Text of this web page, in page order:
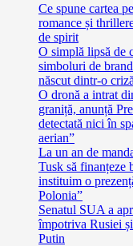
Ce spune cartea
romance și
de spirit
O simplă lipsă de
simboluri de
născut dintr-o
O dronă a intrat
graniță, anunță
detectată nici în
aerian”
La un an de
Tusk să finanțeze
instituim o
Polonia”
Senatul SUA a
împotriva Rusiei
Putin